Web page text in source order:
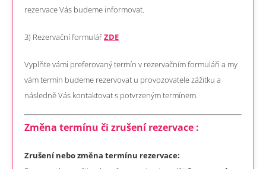
rezervace Vás budeme informovat.
3) Rezervační formulářZDE
Vyplňte vámi preferovaný termín v rezervačním formuláři a my
vám termín budeme rezervovat u provozovatele zážitku a
následně Vás kontaktovat s potvrzeným termínem.
Změna termínu či zrušení rezervace :
Zrušení nebo změna termínu rezervace: